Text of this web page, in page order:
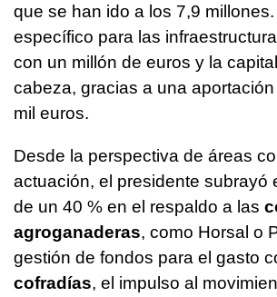
que se han ido a los 7,9
específico para las
con un millón de euros y la
cabeza, gracias a una
mil euros.
Desde la perspectiva de áreas
actuación, el presidente subrayó
de un 40 % en el respaldo a las
agroganaderas, como Horsal o
gestión de fondos para el gasto
cofradías, el impulso al